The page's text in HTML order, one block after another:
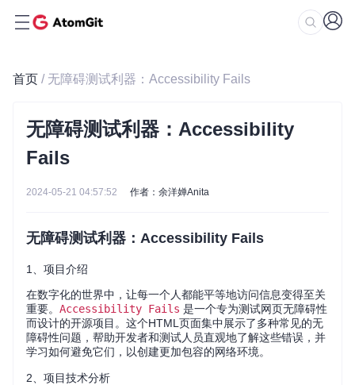
首页 / 无障碍测试利器：Accessibility Fails
无障碍测试利器：Accessibility
Fails
2024-05-21 04:57:52 作者：余洋婵Anita
无障碍测试利器：Accessibility Fails
1、项目介绍
在数字化的世界中，让每一个人都能平等地访问信息变得至关
重要。 Accessibility Fails 是一个专为测试网页无障碍性
而设计的开源项目。这个HTML页面集中展示了多种常见的无
障碍性问题，帮助开发者和测试人员直观地了解这些错误，并
学习如何避免它们，以创建更加包容的网络环境。
2、项目技术分析